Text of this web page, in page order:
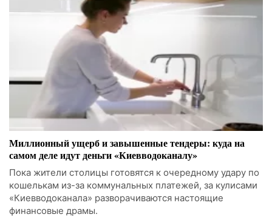
Миллионный ущерб и завышенные тендеры: куда на
самом деле идут деньги «Киевводоканалу»
Пока жители столицы готовятся к очередному удару по
кошелькам из-за коммунальных платежей, за кулисами
«Киевводоканала» разворачиваются настоящие
финансовые драмы.